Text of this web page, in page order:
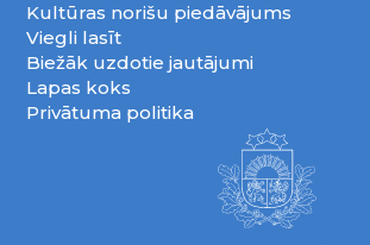
Kultūras norišu piedāvājums
Viegli lasīt
Biežāk uzdotie jautājumi
Lapas koks
Privātuma politika